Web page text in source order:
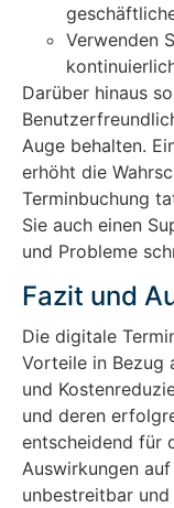
Verwenden
Darüber hinaus
Auge behalten.
erhöht die
Terminbuchung
Sie auch einen
und Probleme
Fazit und
Die digitale
Vorteile in Bezug
und
und deren
entscheidend für
Auswirkungen
unbestreitbar